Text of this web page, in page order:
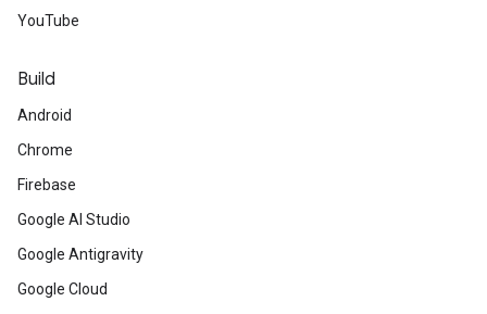
YouTube
Build
Android
Chrome
Firebase
Google AI Studio
Google Antigravity
Google Cloud